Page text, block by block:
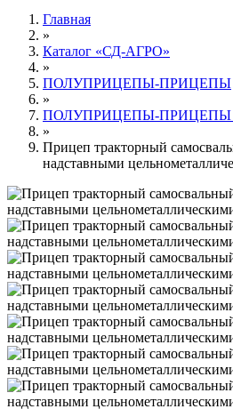
Главная
»
Каталог «СД-АГРО»
»
ПОЛУПРИЦЕПЫ-ПРИЦЕПЫ
»
ПОЛУПРИЦЕПЫ-ПРИЦЕПЫ
»
Прицеп тракторный
надставными